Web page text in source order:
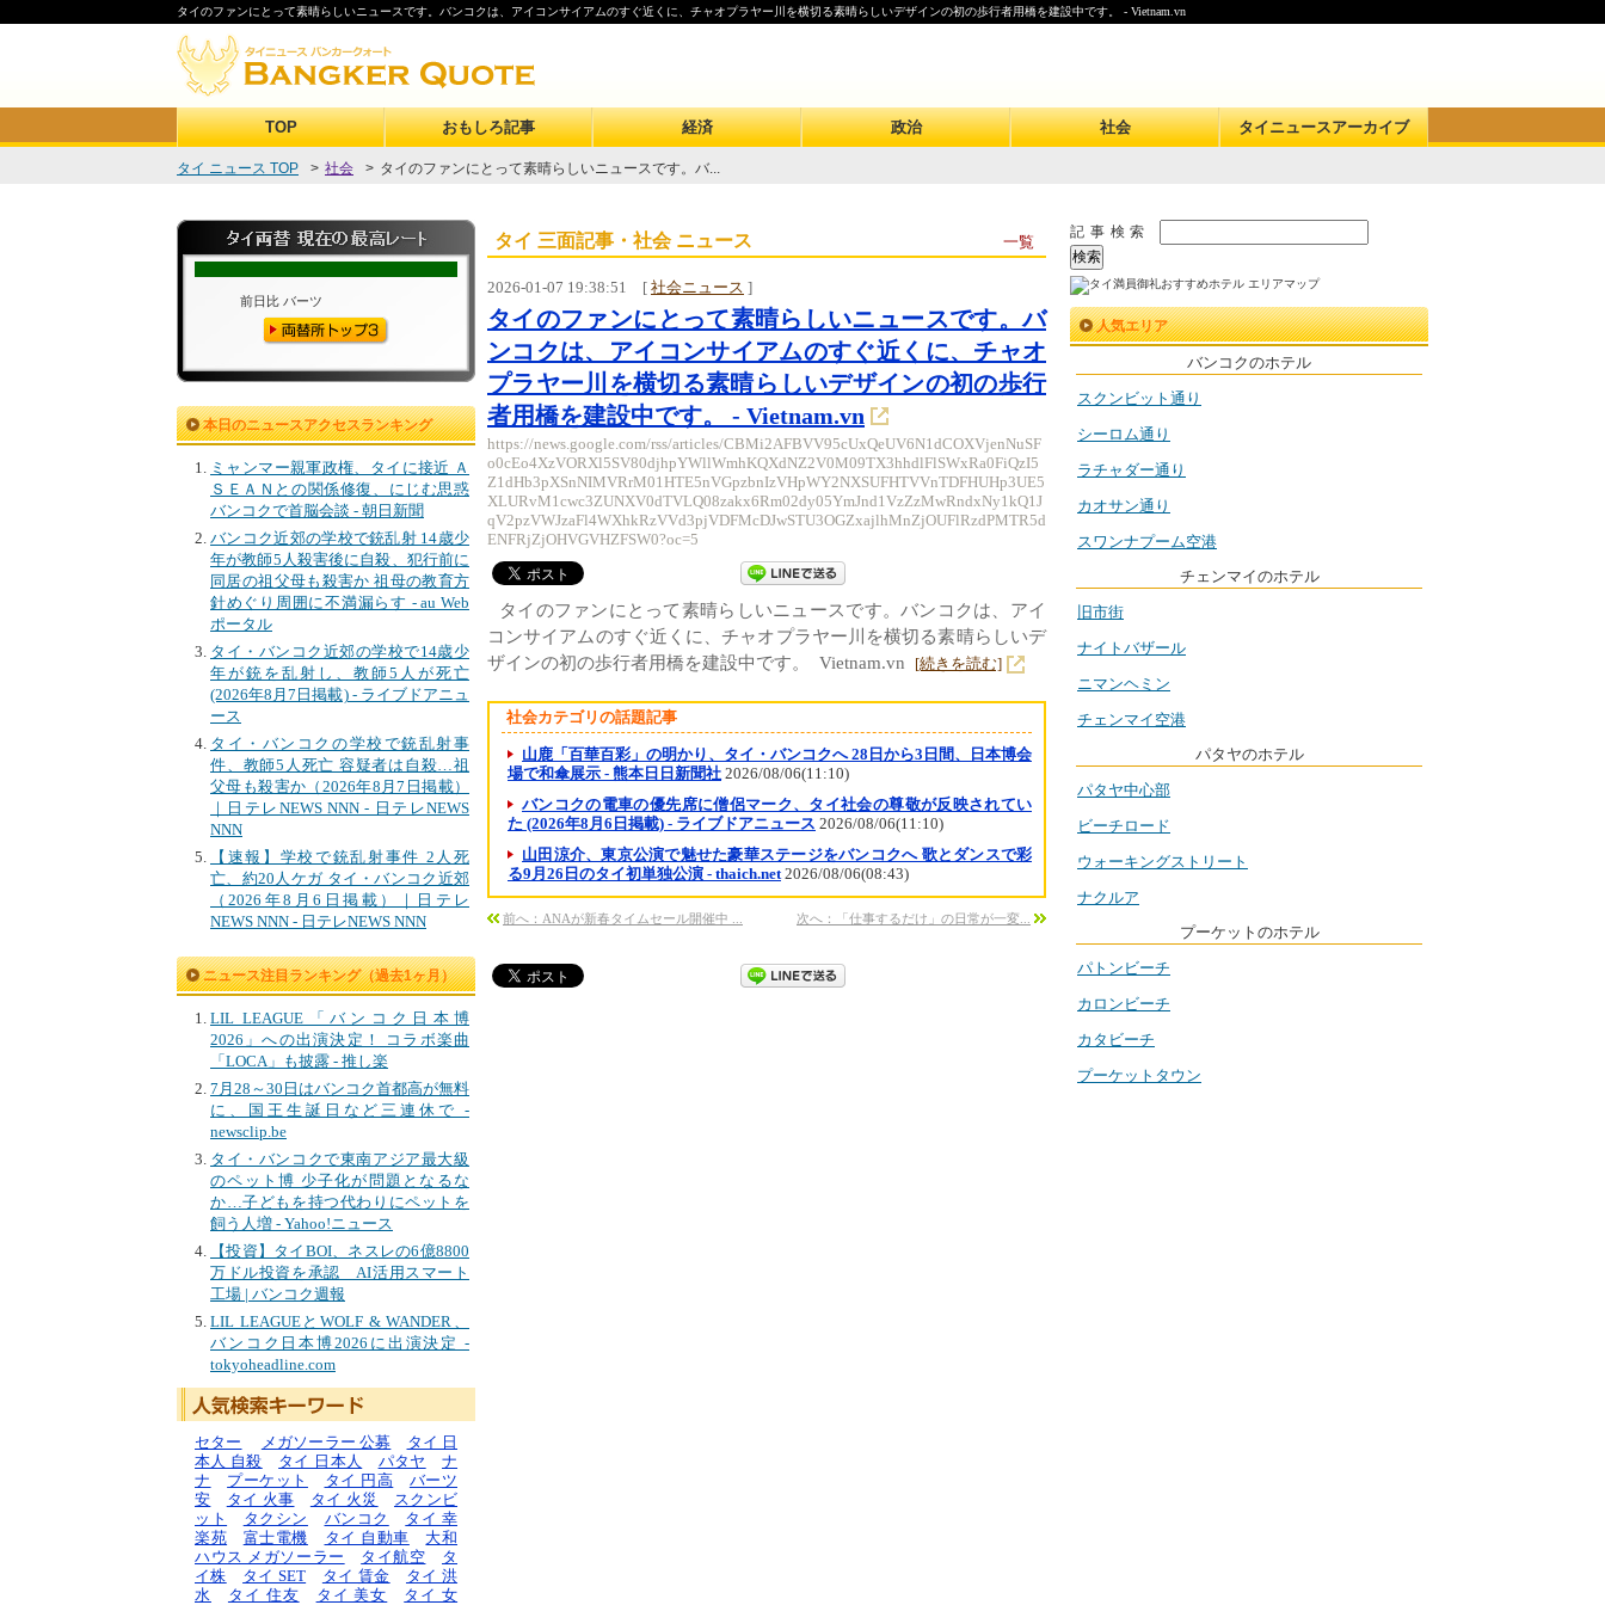
タイのファンにとって素晴らしいニュースです。バンコクは、アイコンサイアムのすぐ近くに、チャオプラヤー川を横切る素晴​​らしいデザインの初の歩行者用橋を建設中です。 - Vietnam.vn
TOP おもしろ記事 経済 政治 社会 タイニュースアーカイブ
タイ ニュース TOP > 社会 > タイのファンにとって素晴らしいニュースです。バ...
本日のニュースアクセスランキング
ミャンマー親軍政権、タイに接近 Ａ
ＳＥＡＮとの関係修復、にじむ思惑
バンコクで首脳会談 - 朝日新聞
バンコク近郊の学校で銃乱射 14歳少
年が教師5人殺害後に自殺、犯行前に
同居の祖父母も殺害か 祖母の教育方
針めぐり周囲に不満漏らす - au Web
ポータル
タイ・バンコク近郊の学校で14歳少
年が銃を乱射し、教師5人が死亡
(2026年8月7日掲載) - ライブドアニュ
ース
タイ・バンコクの学校で銃乱射事
件、教師5人死亡 容疑者は自殺…祖
父母も殺害か（2026年8月7日掲載）
｜日テレNEWS NNN - 日テレNEWS
NNN
【速報】学校で銃乱射事件 2人死
亡、約20人ケガ タイ・バンコク近郊
（2026年8月6日掲載）｜日テレ
NEWS NNN - 日テレNEWS NNN
ニュース注目ランキング（過去1ヶ月）
LIL LEAGUE「バンコク日本博
2026」への出演決定！ コラボ楽曲
「LOCA」も披露 - 推し楽
7月28～30日はバンコク首都高が無料
に、国王生誕日など三連休で -
newsclip.be
タイ・バンコクで東南アジア最大級
のペット博 少子化が問題となるな
か…子どもを持つ代わりにペットを
飼う人増 - Yahoo!ニュース
【投資】タイBOI、ネスレの6億8800
万ドル投資を承認 AI活用スマート
工場 | バンコク週報
LIL LEAGUEとWOLF & WANDER、
バンコク日本博2026に出演決定 -
tokyoheadline.com
セター メガソーラー 公募
タイ 日
本人 自殺
タイ 日本人 パタヤ
ナ
ナ
プーケット タイ 円高
バーツ
安
タイ 火事 タイ 火災
スクンビ
ット
タクシン バンコク
タイ 幸
楽苑
富士電機 タイ 自動車
大和
ハウス メガソーラー
タイ航空
タ
イ株
タイ SET タイ 賃金
タイ 洪
水
タイ 住友 タイ 美女 タイ 女
タイ 三面記事・社会 ニュース 一覧
2026-01-07 19:38:51 [ 社会ニュース ]
タイのファンにとって素晴らしいニュースです。バ
ンコクは、アイコンサイアムのすぐ近くに、チャオ
プラヤー川を横切る素晴​​らしいデザインの初の歩行
者用橋を建設中です。 - Vietnam.vn
https://news.google.com/rss/articles/CBMi2AFBVV95cUxQeUV6N1dCOXVjenNuSF
o0cEo4XzVORXl5SV80djhpYWllWmhKQXdNZ2V0M09TX3hhdlFlSWxRa0FiQzI5
Z1dHb3pXSnNIMVRrM01HTE5nVGpzbnIzVHpWY2NXSUFHTVVnTDFHUHp3UE5
XLURvM1cwc3ZUNXV0dTVLQ08zakx6Rm02dy05YmJnd1VzZzMwRndxNy1kQ1J
qV2pzVWJzaFl4WXhkRzVVd3pjVDFMcDJwSTU3OGZxajlhMnZjOUFlRzdPMTR5d
ENFRjZjOHVGVHZFSW0?oc=5
タイのファンにとって素晴らしいニュースです。バンコクは、アイ
コンサイアムのすぐ近くに、チャオプラヤー川を横切る素晴​​らしいデ
ザインの初の歩行者用橋を建設中です。 Vietnam.vn [続きを読む]
社会カテゴリの話題記事
山鹿「百華百彩」の明かり、タイ・バンコクへ 28日から3日間、日本博会
場で和傘展示 - 熊本日日新聞社 2026/08/06(11:10)
バンコクの電車の優先席に僧侶マーク、タイ社会の尊敬が反映されてい
た (2026年8月6日掲載) - ライブドアニュース 2026/08/06(11:10)
山田涼介、東京公演で魅せた豪華ステージをバンコクへ 歌とダンスで彩
る9月26日のタイ初単独公演 - thaich.net2026/08/06(08:43)
前へ：ANAが新春タイムセール開催中 ... 次へ：「仕事するだけ」の日常が一変...
記事検索